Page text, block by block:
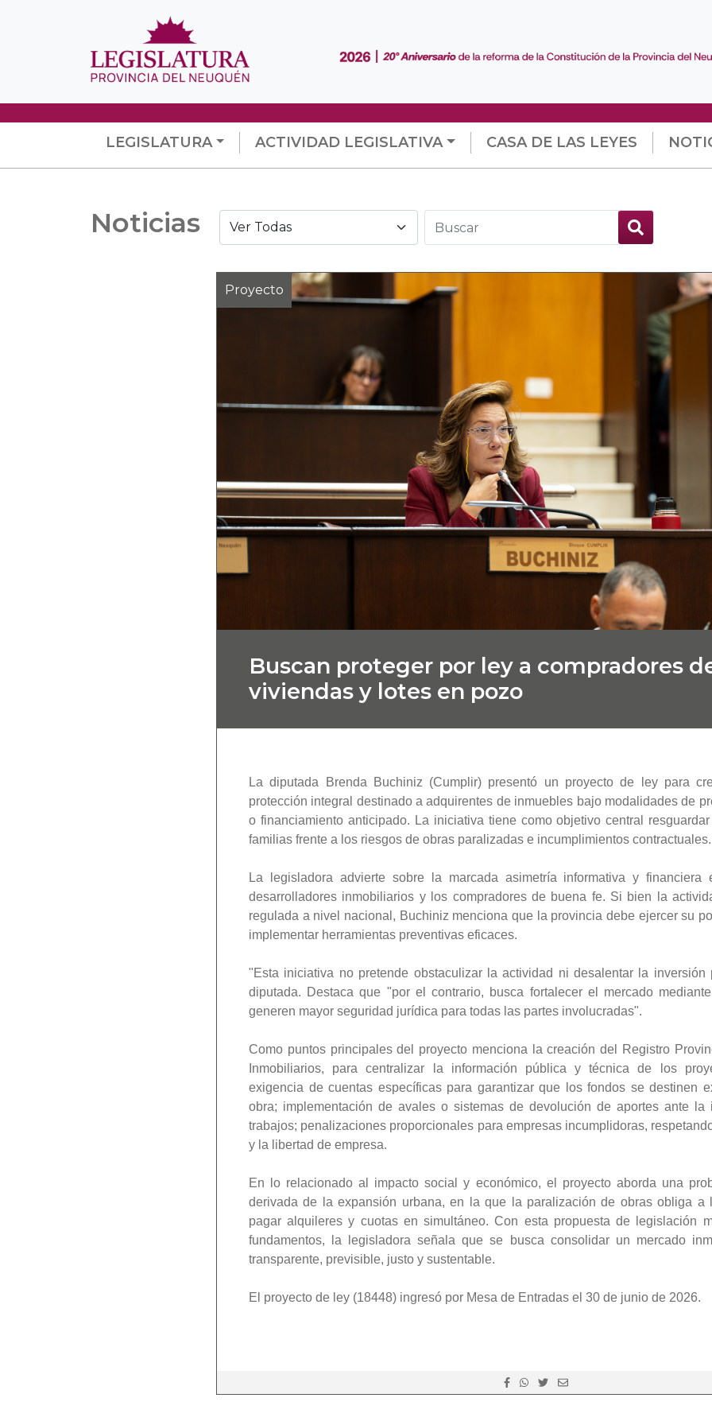
LEGISLATURA ACTIVIDAD LEGISLATIVA CASA DE LAS LEYES
Noticias
Proyecto
Buscan proteger por ley a compradores
viviendas y lotes en pozo
La diputada Brenda Buchiniz (Cumplir) presentó un proyecto de ley para
protección integral destinado a adquirentes de inmuebles bajo modalidades de
o financiamiento anticipado. La iniciativa tiene como objetivo central
familias frente a los riesgos de obras paralizadas e incumplimientos contractuales.
La legisladora advierte sobre la marcada asimetría informativa y financiera
desarrolladores inmobiliarios y los compradores de buena fe. Si bien la
regulada a nivel nacional, Buchiniz menciona que la provincia debe ejercer su
implementar herramientas preventivas eficaces.
"Esta iniciativa no pretende obstaculizar la actividad ni desalentar la inversión
diputada. Destaca que "por el contrario, busca fortalecer el mercado
generen mayor seguridad jurídica para todas las partes involucradas".
Como puntos principales del proyecto menciona la creación del Registro
Inmobiliarios, para centralizar la información pública y técnica de los
exigencia de cuentas específicas para garantizar que los fondos se destinen
obra; implementación de avales o sistemas de devolución de aportes ante la
trabajos; penalizaciones proporcionales para empresas incumplidoras,
y la libertad de empresa.
En lo relacionado al impacto social y económico, el proyecto aborda una
derivada de la expansión urbana, en la que la paralización de obras obliga a
pagar alquileres y cuotas en simultáneo. Con esta propuesta de legislación
fundamentos, la legisladora señala que se busca consolidar un mercado
transparente, previsible, justo y sustentable.
El proyecto de ley (18448) ingresó por Mesa de Entradas el 30 de junio de 2026.